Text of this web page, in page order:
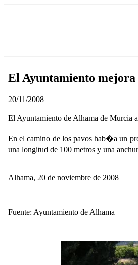
El Ayuntamiento mejora
20/11/2008
El Ayuntamiento de Alhama de Murcia
En el camino de los pavos hab�a un
una longitud de 100 metros y una
Alhama, 20 de noviembre de 2008
Fuente: Ayuntamiento de Alhama